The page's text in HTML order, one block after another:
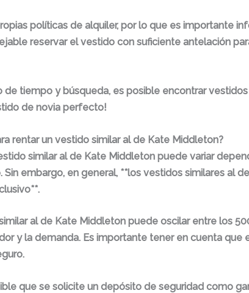
políticas de alquiler, por lo que es importante
reservar el vestido con suficiente antelación
de tiempo y búsqueda, es posible encontrar
de novia perfecto!
rentar un vestido similar al de Kate Middleton?
similar al de Kate Middleton puede variar
embargo, en general, **los vestidos similares al
al de Kate Middleton puede oscilar entre los
y la demanda. Es importante tener en cuenta
que se solicite un depósito de seguridad como